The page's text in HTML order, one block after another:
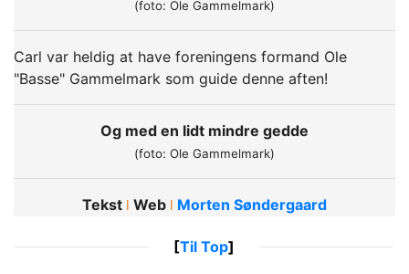
(foto: Ole Gammelmark)
Carl var heldig at have foreningens formand Ole
"Basse" Gammelmark som guide denne aften!
Og med en lidt mindre gedde
(foto: Ole Gammelmark)
Tekst ǀ Web ǀ Morten Søndergaard
[Til Top]